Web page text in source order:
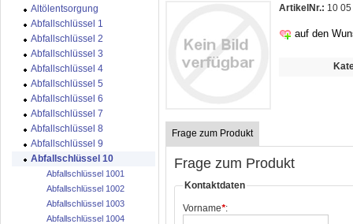
ArtikelNr.: 10
auf den
Frage zum Produkt
Frage zum Produkt
Kontaktdaten
Vorname*:
Altölentsorgung
Abfallschlüssel 1
Abfallschlüssel 2
Abfallschlüssel 3
Abfallschlüssel 4
Abfallschlüssel 5
Abfallschlüssel 6
Abfallschlüssel 7
Abfallschlüssel 8
Abfallschlüssel 9
Abfallschlüssel 10
Abfallschlüssel 1001
Abfallschlüssel 1002
Abfallschlüssel 1003
Abfallschlüssel 1004